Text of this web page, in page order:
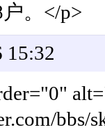
。</p>
bbs/